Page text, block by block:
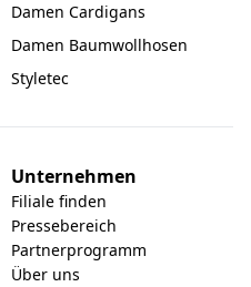
Damen Cardigans
Damen Baumwollhosen
Styletec
Unternehmen
Filiale finden
Pressebereich
Partnerprogramm
Über uns